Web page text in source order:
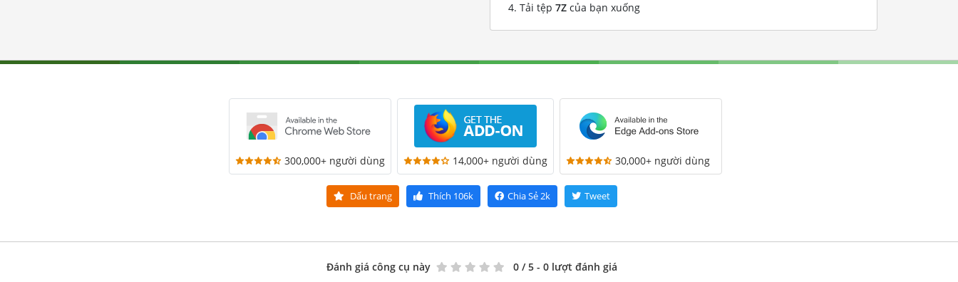
Tải tệp 7Z của bạn xuống
300,000+ người dùng 14,000+ người dùng 30,000+ người dùng
Dấu trang Thích 106k Chia Sẻ2k Tweet
Đánh giá công cụ này 0 / 5 - 0 lượt đánh giá